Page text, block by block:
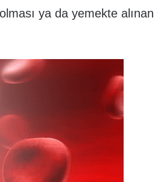
ya da yemekte alınan